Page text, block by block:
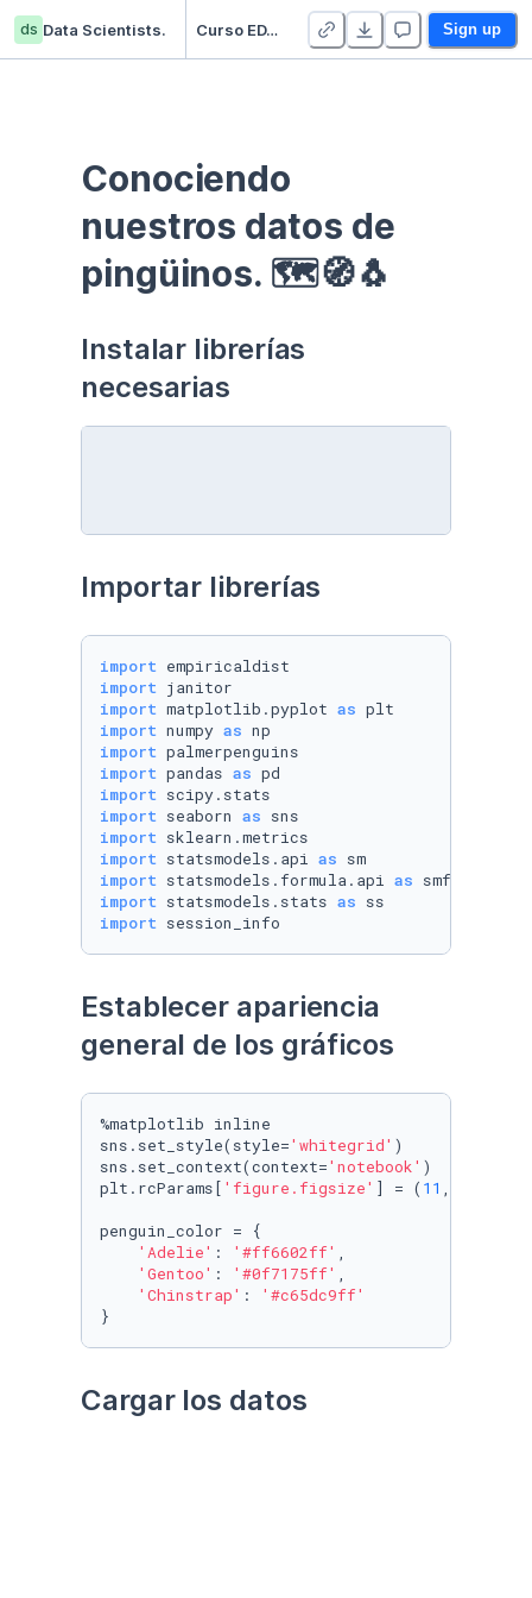
ds Data Scientists. Curso EDA - Communication - Duplicate Sign up
Conociendo
nuestros datos de
pingüinos. 🗺🧭🐧
Instalar librerías
necesarias
Importar librerías
import
import
import matplotlib.pyplot as
import numpy as
import
import pandas as
import
import seaborn as
import
import statsmodels.api as
import statsmodels.formula.api as
import statsmodels.stats as
import session_info
Establecer apariencia
general de los gráficos
%matplotlib inline
sns.set_style(style='whitegrid' )
sns.set_context(context='notebook' )
plt.rcParams[ 'figure.figsize' ] = ( 11 ,
penguin_color = {
'Adelie' : '#ff6602ff' ,
'Gentoo' : '#0f7175ff' ,
'Chinstrap' :
'#c65dc9ff'
}
Cargar los datos